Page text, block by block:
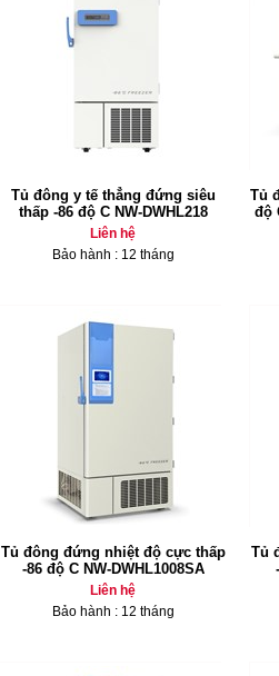
Tủ đông y tế thẳng đứng siêu
thấp -86 độ C NW-DWHL218
Liên hệ
Bảo hành : 12 tháng
Tủ
độ
Tủ đông đứng nhiệt độ cực thấp
-86 độ C NW-DWHL1008SA
Liên hệ
Bảo hành : 12 tháng
Tủ